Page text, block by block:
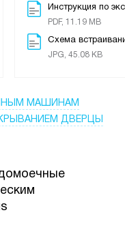
посуде быстрее
делает её абсолютно
не слышно.
соли и
пополнить.
что никаких
Я доволен
Инструкция по
PDF, 11.19 MB
Схема
JPG, 45.08 KB
МАШИНАМ
ДВЕРЦЫ